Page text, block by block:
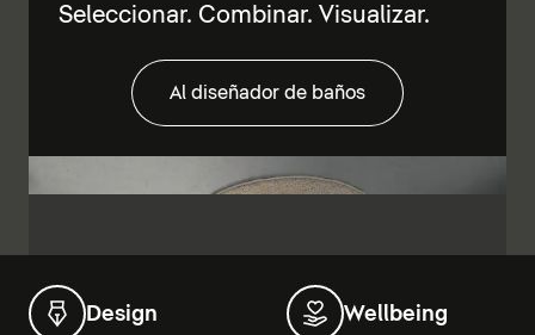
Seleccionar. Combinar. Visualizar.
Al diseñador de baños
Design Wellbeing